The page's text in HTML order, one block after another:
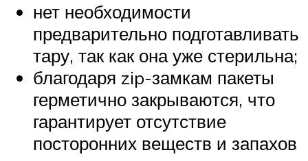
нет необходимости
предварительно подготавливать
тару, так как она уже стерильна;
благодаря zip-замкам пакеты
герметично закрываются, что
гарантирует отсутствие
посторонних веществ и запахов